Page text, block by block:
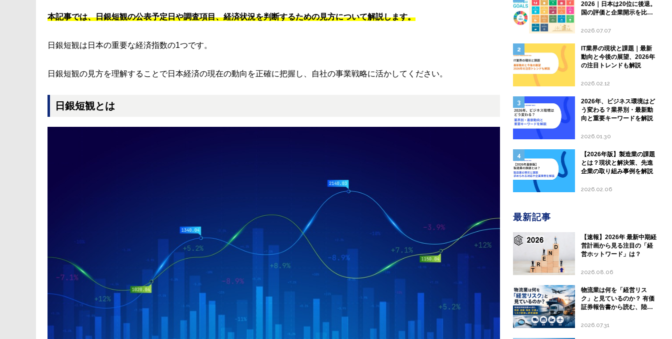
本記事では、日銀短観の公表予定日や調査項目、経済状況を判断するための見方について解説します。
日銀短観は日本の重要な経済指数の1つです。
日銀短観の見方を理解することで日本経済の現在の動向を正確に把握し、自社の事業戦略に活かしてください。
日銀短観とは
2026｜日本は20位に後退。
国の評価と企業開示を比較
2026.07.07
IT業界の現状と課題｜最新
動向と今後の展望、2026年
の注目トレンドも解説
2026.02.12
2026年、ビジネス環境はど
う変わる？業界別・最新動
向と重要キーワードを解説
2026.01.30
【2026年版】製造業の課題
とは？現状と解決策、先進
企業の取り組み事例を解説
2026.02.06
最新記事
【速報】2026年 最新中期経
営計画から見る注目の「経
営ホットワード」は？
2026.08.06
物流業は何を「経営リス
ク」と見ているのか？ 有価
証券報告書から読む、陸
スク開示と経営課題
2026.07.31